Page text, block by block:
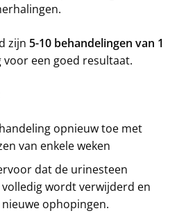
zijn 5-10 behandelingen van 1
een goed resultaat.
opnieuw toe met
van enkele weken
dat de urinesteen
volledig wordt verwijderd en
ophopingen.